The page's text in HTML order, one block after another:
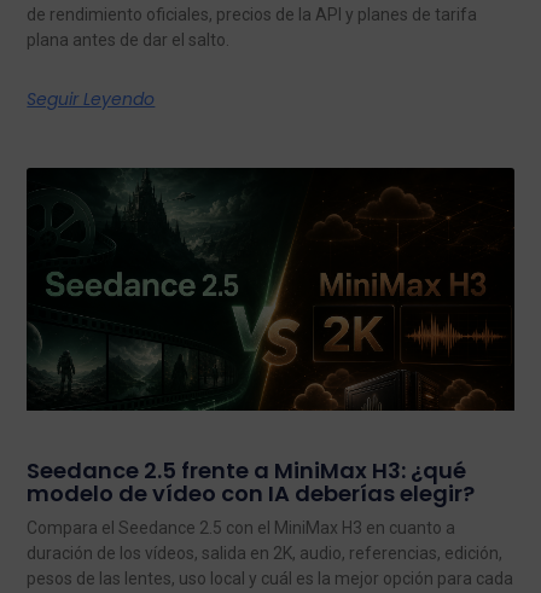
de rendimiento oficiales, precios de la API y planes de tarifa
plana antes de dar el salto.
Seguir Leyendo
Seedance 2.5 frente a MiniMax H3: ¿qué
modelo de vídeo con IA deberías elegir?
Compara el Seedance 2.5 con el MiniMax H3 en cuanto a
duración de los vídeos, salida en 2K, audio, referencias, edición,
pesos de las lentes, uso local y cuál es la mejor opción para cada